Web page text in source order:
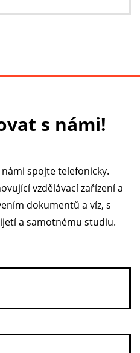
- střední škola, 12-15
školy (USA) - 11-13 let;
střední škola, 11-14 let;
s námi!
spojte telefonicky.
vzdělávací zařízení a
dokumentů a víz, s
a samotnému studiu.